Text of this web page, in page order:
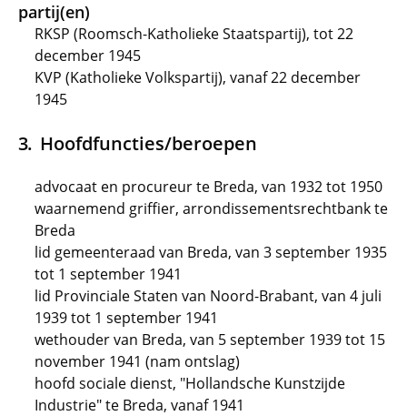
partij(en)
RKSP (Roomsch-Katholieke Staatspartij), tot 22
december 1945
KVP (Katholieke Volkspartij), vanaf 22 december
1945
Hoofdfuncties/beroepen
advocaat en procureur te Breda, van 1932 tot 1950
waarnemend griffier, arrondissementsrechtbank te
Breda
lid gemeenteraad van Breda, van 3 september 1935
tot 1 september 1941
lid Provinciale Staten van Noord-Brabant, van 4 juli
1939 tot 1 september 1941
wethouder van Breda, van 5 september 1939 tot 15
november 1941 (nam ontslag)
hoofd sociale dienst, "Hollandsche Kunstzijde
Industrie" te Breda, vanaf 1941